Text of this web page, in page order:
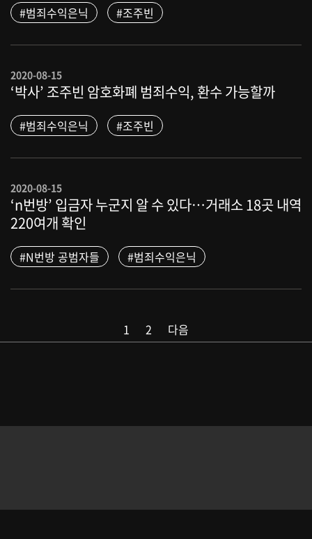
#범죄수익은닉 #조주빈
2020-08-15
‘박사’ 조주빈 암호화폐 범죄수익, 환수 가능할까
#범죄수익은닉 #조주빈
2020-08-15
‘n번방’ 입금자 누군지 알 수 있다…거래소 18곳 내역
220여개 확인
#N번방 공범자들 #범죄수익은닉
1 2 다음